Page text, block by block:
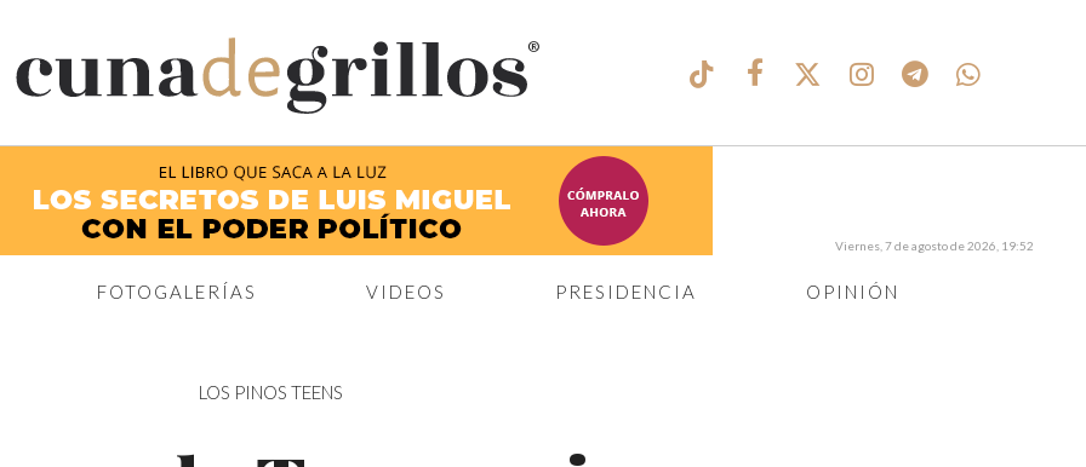
®
FOTOGALERÍAS VIDEOS PRESIDENCIA OPINIÓN
Viernes, 7 de agosto de 2026, 19:52
LOS PINOS TEENS